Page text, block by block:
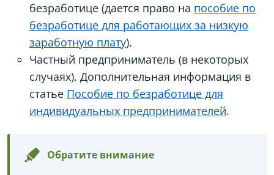
безработице (дается право на пособие по
безработице для работающих за низкую
заработную плату).
Частный предприниматель (в некоторых
случаях). Дополнительная информация в
статье Пособие по безработице для
индивидуальных предпринимателей.
Обратите внимание